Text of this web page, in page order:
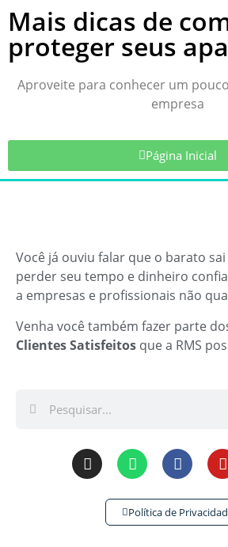
Mais dicas de
proteger seus
Aproveite para conhecer um
empresa
Página Inicial
Você já ouviu falar que o barato
perder seu tempo e dinheiro
a empresas e profissionais não
Venha você também fazer parte
Clientes Satisfeitos que a RMS
Política de